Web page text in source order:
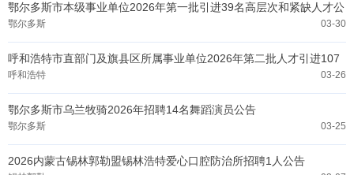
鄂尔多斯市本级事业单位2026年第一批引进39名高层次和紧缺人才公
告
03-30
鄂尔多斯
呼和浩特市直部门及旗县区所属事业单位2026年第二批人才引进107
人公告
03-26
呼和浩特
鄂尔多斯市乌兰牧骑2026年招聘14名舞蹈演员公告
03-25
鄂尔多斯
2026内蒙古锡林郭勒盟锡林浩特爱心口腔防治所招聘1人公告